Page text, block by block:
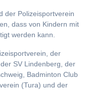
der Polizeisportverein
dass von Kindern mit
werden kann.
der
SV Lindenberg, der
Badminton Club
(Tura) und der